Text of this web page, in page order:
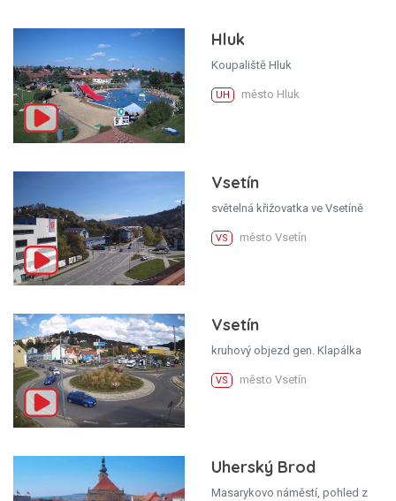
Hluk
Koupaliště Hluk
UH město Hluk
Vsetín
světelná křižovatka ve Vsetíně
VS město Vsetín
Vsetín
kruhový objezd gen. Klapálka
VS město Vsetín
Uherský Brod
Masarykovo náměstí, pohled z